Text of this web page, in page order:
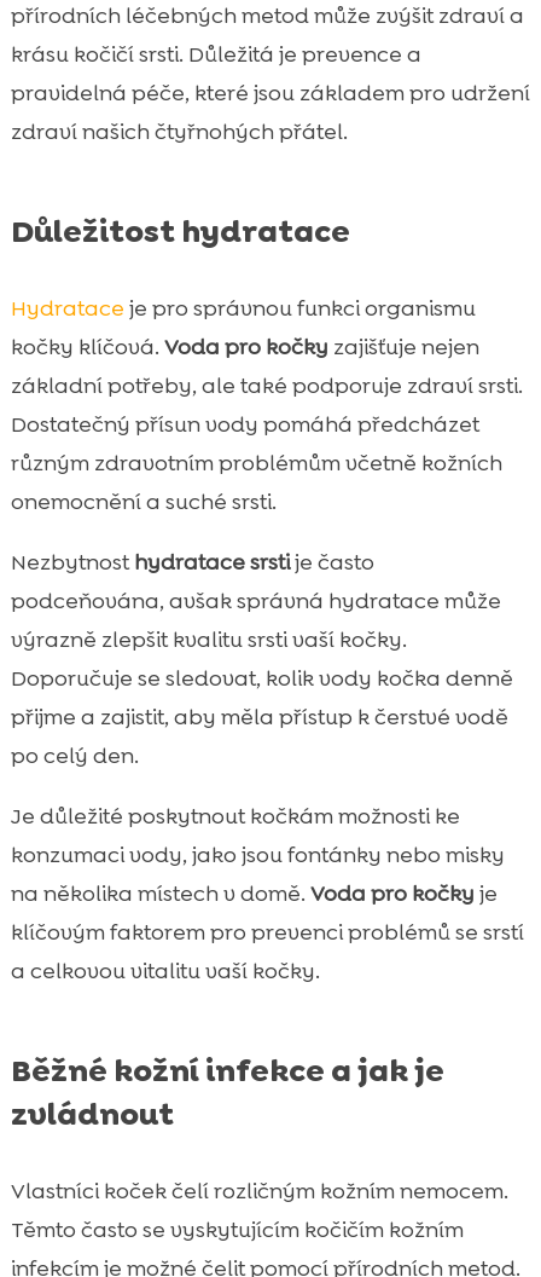
přírodních léčebných metod může zvýšit zdraví a
krásu kočičí srsti. Důležitá je prevence a
pravidelná péče, které jsou základem pro udržení
zdraví našich čtyřnohých přátel.
Důležitost hydratace
Hydratace je pro správnou funkci organismu
kočky klíčová. Voda pro kočky zajišťuje nejen
základní potřeby, ale také podporuje zdraví srsti.
Dostatečný přísun vody pomáhá předcházet
různým zdravotním problémům včetně kožních
onemocnění a suché srsti.
Nezbytnosthydratace srstije často
podceňována, avšak správná hydratace může
výrazně zlepšit kvalitu srsti vaší kočky.
Doporučuje se sledovat, kolik vody kočka denně
přijme a zajistit, aby měla přístup k čerstvé vodě
po celý den.
Je důležité poskytnout kočkám možnosti ke
konzumaci vody, jako jsou fontánky nebo misky
na několika místech v domě. Voda pro kočky je
klíčovým faktorem pro prevenci problémů se srstí
a celkovou vitalitu vaší kočky.
Běžné kožní infekce a jak je
zvládnout
Vlastníci koček čelí rozličným kožním nemocem.
Těmto často se vyskytujícím kočičím kožním
infekcím je možné čelit pomocí přírodních metod.